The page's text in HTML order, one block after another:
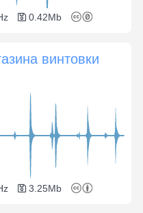
0.42Mb
винтовки
3.25Mb